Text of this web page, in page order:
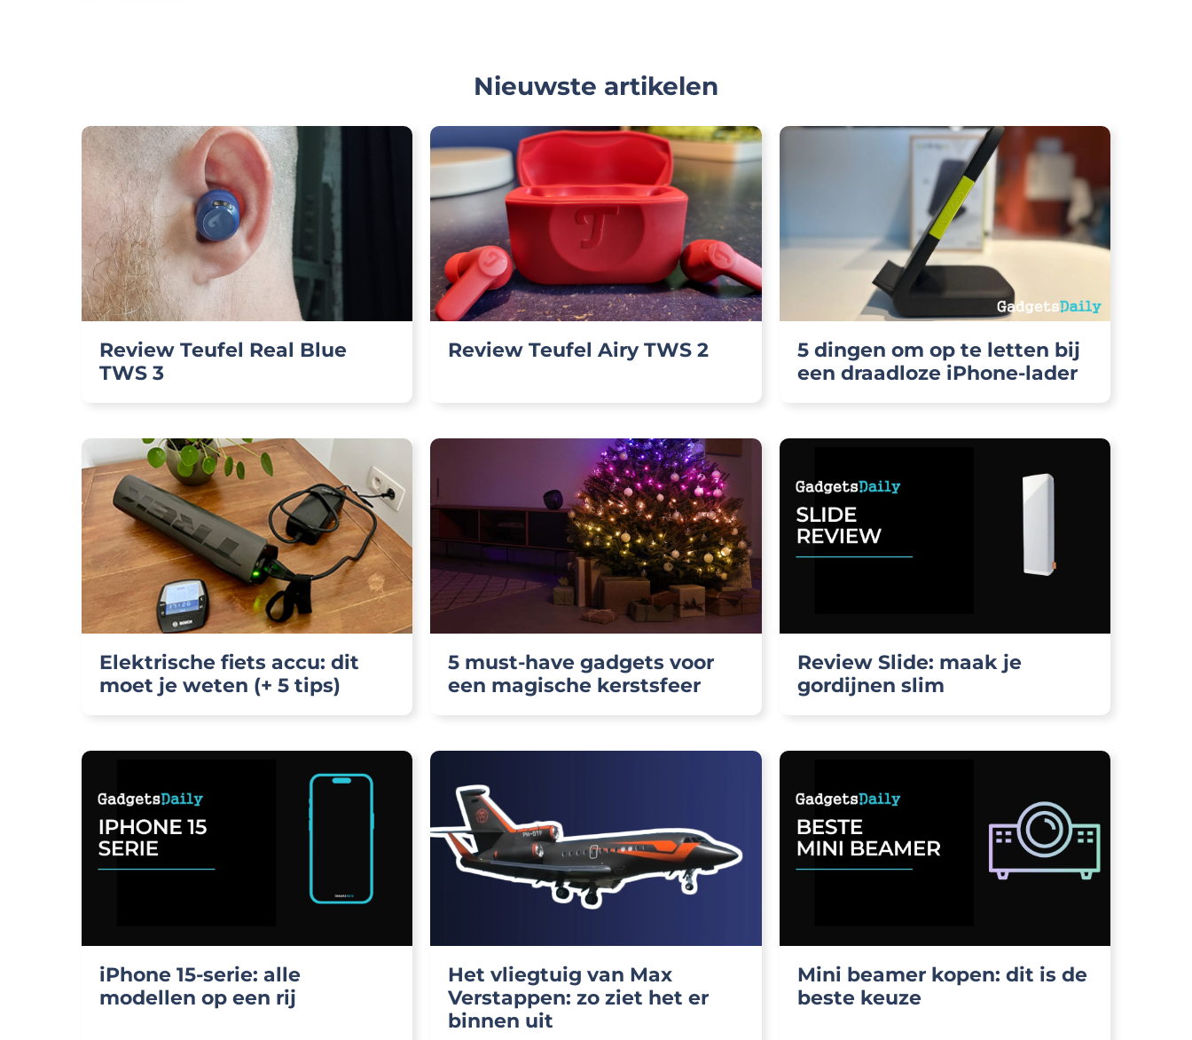
Nieuwste artikelen
Review Teufel Real Blue
TWS 3
Review Teufel Airy TWS 2
5 dingen om op te letten bij
een draadloze iPhone-lader
Elektrische fiets accu: dit
moet je weten (+ 5 tips)
5 must-have gadgets voor
een magische kerstsfeer
Review Slide: maak je
gordijnen slim
iPhone 15-serie: alle
modellen op een rij
Het vliegtuig van Max
Verstappen: zo ziet het er
binnen uit
Mini beamer kopen: dit is de
beste keuze